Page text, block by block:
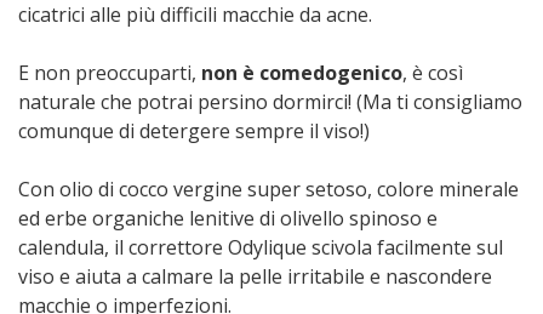
cicatrici alle più difficili macchie da acne.
E non preoccuparti, non è comedogenico, è così
naturale che potrai persino dormirci! (Ma ti consigliamo
comunque di detergere sempre il viso!)
Con olio di cocco vergine super setoso, colore minerale
ed erbe organiche lenitive di olivello spinoso e
calendula, il correttore Odylique scivola facilmente sul
viso e aiuta a calmare la pelle irritabile e nascondere
macchie o imperfezioni.